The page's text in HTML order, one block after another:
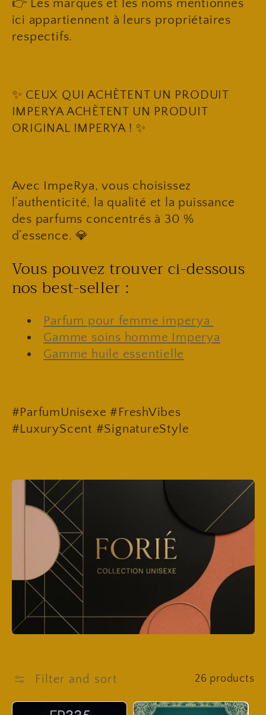
👉 Les marques et les noms mentionnés
ici appartiennent à leurs propriétaires
respectifs.
✨ CEUX QUI ACHÈTENT UN PRODUIT
IMPERYA ACHÈTENT UN PRODUIT
ORIGINAL IMPERYA ! ✨
Avec ImpeRya, vous choisissez
l’authenticité, la qualité et la puissance
des parfums concentrés à 30 %
d’essence. 💎
Vous pouvez trouver ci-dessous
nos best-seller :
Parfum pour femme imperya
Gamme soins homme Imperya
Gamme huile essentielle
#ParfumUnisexe #FreshVibes
#LuxuryScent #SignatureStyle
Filter and sort 26 products